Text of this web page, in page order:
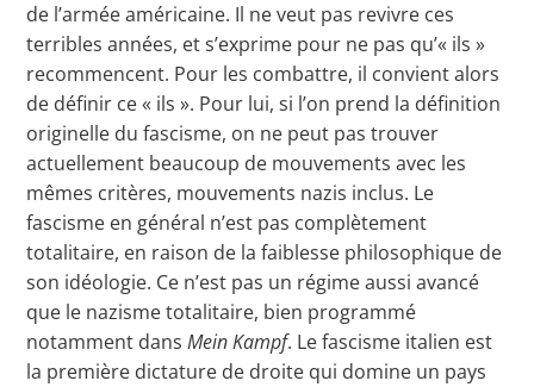
de l’armée américaine. Il ne veut pas revivre ces
terribles années, et s’exprime pour ne pas qu’« ils »
recommencent. Pour les combattre, il convient alors
de définir ce « ils ». Pour lui, si l’on prend la définition
originelle du fascisme, on ne peut pas trouver
actuellement beaucoup de mouvements avec les
mêmes critères, mouvements nazis inclus. Le
fascisme en général n’est pas complètement
totalitaire, en raison de la faiblesse philosophique de
son idéologie. Ce n’est pas un régime aussi avancé
que le nazisme totalitaire, bien programmé
notamment dansMein Kampf. Le fascisme italien est
la première dictature de droite qui domine un pays